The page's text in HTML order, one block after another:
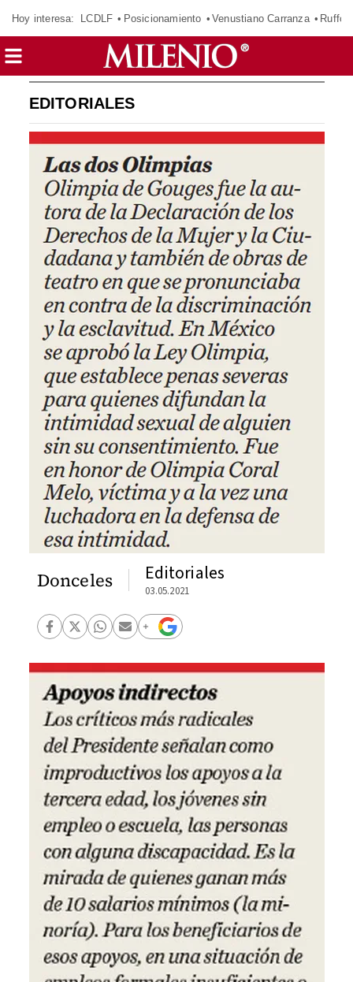
Hoy interesa: LCDLF Posicionamiento Venustiano Carranza Ruffo
EDITORIALES
Donceles Editoriales
03.05.2021